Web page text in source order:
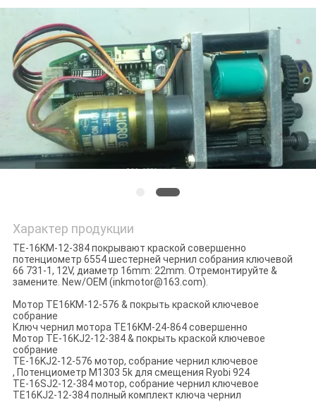
Характер продукции
TE-16KM-12-384 покрывают краской совершенно
потенциометр 6554 шестерней чернил собрания ключевой
66 731-1, 12V, диаметр 16mm: 22mm. Отремонтируйте &
замените. New/OEM (inkmotor@163.com).
Мотор TE16KM-12-576 & покрыть краской ключевое
собрание
Ключ чернил мотора TE16KM-24-864 совершенно
Мотор TE-16KJ2-12-384 & покрыть краской ключевое
собрание
TE-16KJ2-12-576 мотор, собрание чернил ключевое
, Потенциометр M1303 5k для смещения Ryobi 924
TE-16SJ2-12-384 мотор, собрание чернил ключевое
TE16KJ2-12-384 полный комплект ключа чернил